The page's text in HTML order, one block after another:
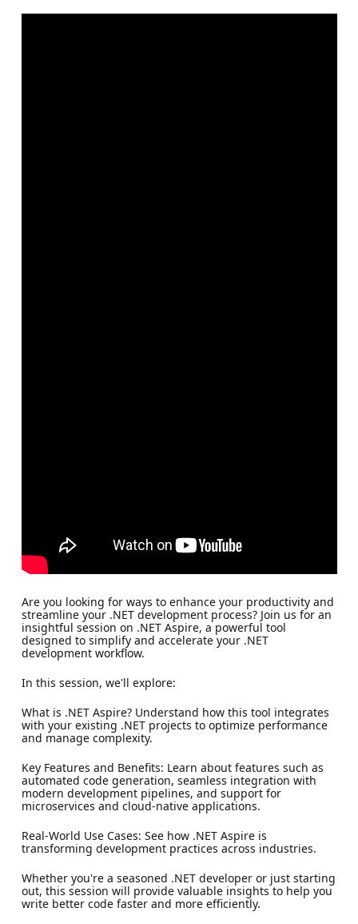
Are you looking for ways to enhance your productivity and
streamline your .NET development process? Join us for an
insightful session on .NET Aspire, a powerful tool
designed to simplify and accelerate your .NET
development workflow.
In this session, we'll explore:
What is .NET Aspire? Understand how this tool integrates
with your existing .NET projects to optimize performance
and manage complexity.
Key Features and Benefits: Learn about features such as
automated code generation, seamless integration with
modern development pipelines, and support for
microservices and cloud-native applications.
Real-World Use Cases: See how .NET Aspire is
transforming development practices across industries.
Whether you're a seasoned .NET developer or just starting
out, this session will provide valuable insights to help you
write better code faster and more efficiently.